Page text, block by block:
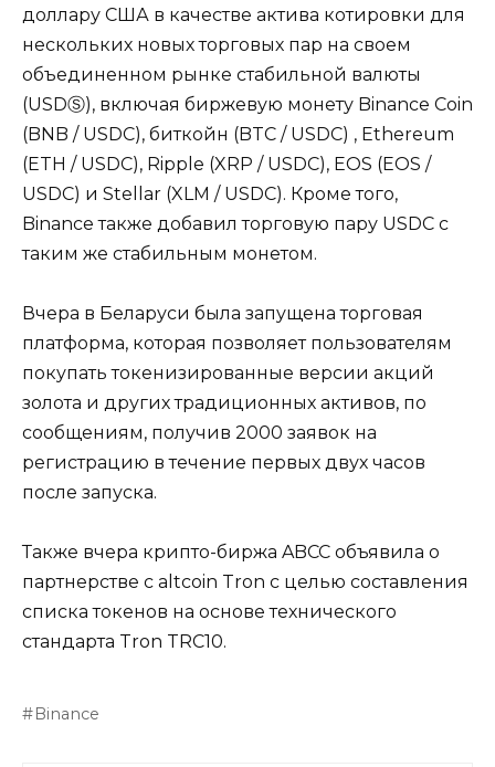
доллару США в качестве актива котировки для
нескольких новых торговых пар на своем
объединенном рынке стабильной валюты
(USDⓈ), включая биржевую монету Binance Coin
(BNB / USDC), биткойн (BTC / USDC) , Ethereum
(ETH / USDC), Ripple (XRP / USDC), EOS (EOS /
USDC) и Stellar (XLM / USDC). Кроме того,
Binance также добавил торговую пару USDC с
таким же стабильным монетом.
Вчера в Беларуси была запущена торговая
платформа, которая позволяет пользователям
покупать токенизированные версии акций
золота и других традиционных активов, по
сообщениям, получив 2000 заявок на
регистрацию в течение первых двух часов
после запуска.
Также вчера крипто-биржа ABCC объявила о
партнерстве с altcoin Tron с целью составления
списка токенов на основе технического
стандарта Tron TRC10.
Binance